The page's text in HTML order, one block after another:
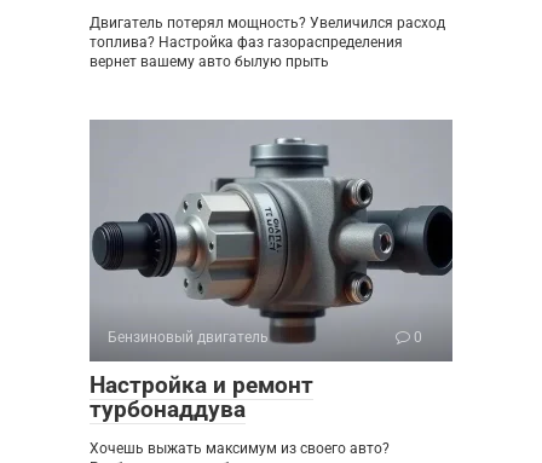
Двигатель потерял мощность? Увеличился расход
топлива? Настройка фаз газораспределения
вернет вашему авто былую прыть
Бензиновый двигатель 0
Настройка и ремонт
турбонаддува
Хочешь выжать максимум из своего авто?